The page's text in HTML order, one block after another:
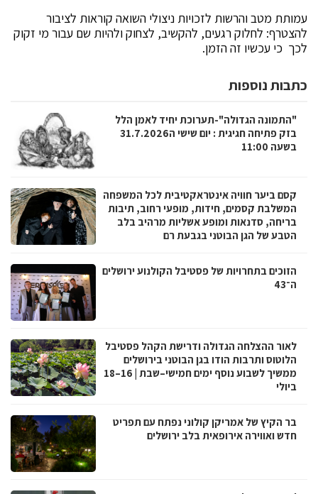
עמותת מטב והרשות לזכויות ניצולי השואה קוראות לציבור
להצטרף: לחלוק רגעים, להקשיב, לצחוק ולהיות שם עבור מי זקוק
לכך כי עכשיו זה הזמן.
כתבות נוספות
"התמונה הגדולה"-תערוכת יחיד לאמן הלל
בזק פתיחה חגיגית : יום שישי ה31.7.2026
בשעה 11:00
קסם ביער חוויה אינטראקטיבית לכל המשפחה
המשלבת קסמים, חידות, מופעי רחוב, תיבות
בריחה, סדנאות ומופע אשליות מרהיב בלב
הטבע של הגן הבוטני בגבעת רם
הזוכים בתחרויות של פסטיבל הקולנוע ירושלים
ה־43
לאור ההצלחה הגדולה ודרישת הקהל פסטיבל
הלוטוס ותרבות הודו בגן הבוטני בירושלים
ממשיך לשבוע נוסף ימים חמישי–שבת | 16–18
ביולי
בר הקיץ של אמריקן קולוני נפתח עם תפריט
חדש ואווירה אירופאית בלב ירושלים